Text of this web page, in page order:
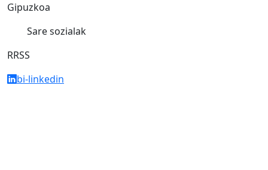
Gipuzkoa
Sare sozialak
RRSS
bi-linkedin